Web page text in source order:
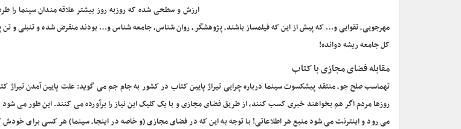
ارزش و سطحی شده که روزبه روز بیشتر علاقه مندان سینما را
مهرجویی، تقوایی و… که پیش از این که فیلمساز باشند، پژوهشگر، روان شناس، جامعه شناس و… بودند منقرض شده و تنبلی و
کل جامعه ریشه دوانده!
مقابله فضای مجازی با کتاب
تهماسب صلح جو، منتقد پیشکسوت سینما درباره چرایی تیراژ پایین کتاب در کشور به جام جم می گوید: علت پایین آمدن تیراژ
روزها مردم اگر هم بخواهند خبری کسب کنند، از طریق فضای مجازی و با یک کلیک این نیاز را برآورده می کنند. این طور می
می رود و اینترنت می شود منبع هر اطلاعاتی! با توجه به این که در فضای مجازی (و خاصه در اینجا، سینما) هر کسی برای